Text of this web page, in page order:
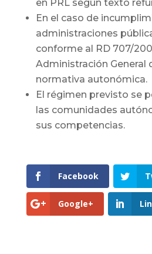
en PRL según texto
En el caso de
administraciones
conforme al RD 707/
Administración General
normativa autonómica.
El régimen previsto se
las comunidades
sus competencias.
Facebook
Google+